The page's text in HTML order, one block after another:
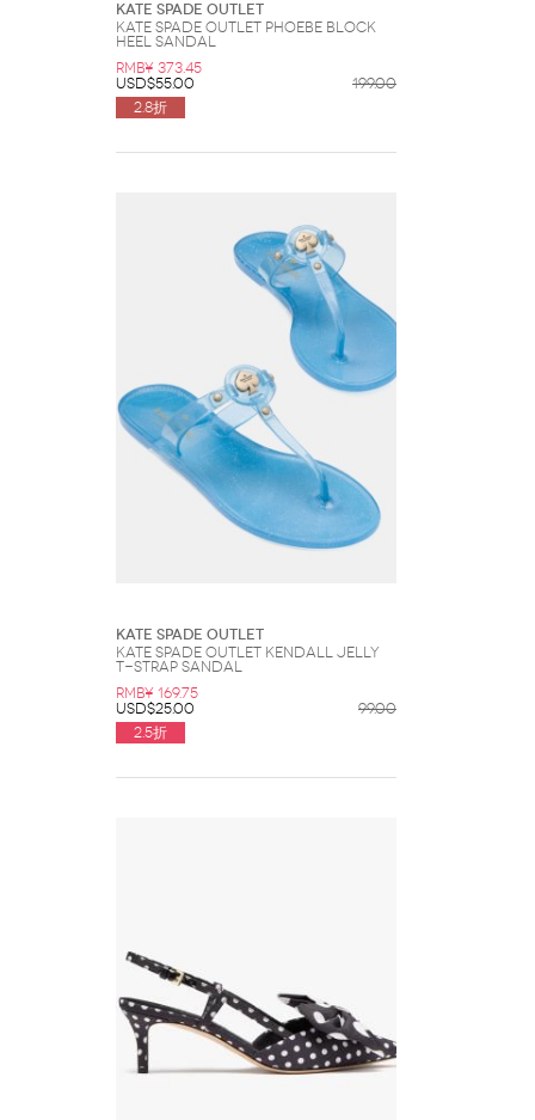
Kate Spade Outlet
Kate Spade Outlet Phoebe Block
Heel Sandal
RMB¥ 373.45
USD$55.00
199.00
2.8折
Kate Spade Outlet
Kate Spade Outlet Kendall Jelly
T-Strap Sandal
RMB¥ 169.75
USD$25.00
99.00
2.5折